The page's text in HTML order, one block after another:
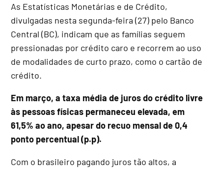
As Estatísticas Monetárias e de Crédito,
divulgadas nesta segunda-feira (27) pelo Banco
Central (BC), indicam que as famílias seguem
pressionadas por crédito caro e recorrem ao uso
de modalidades de curto prazo, como o cartão de
crédito.
Em março, a taxa média de juros do crédito livre
às pessoas físicas permaneceu elevada, em
61,5% ao ano, apesar do recuo mensal de 0,4
ponto percentual (p.p).
Com o brasileiro pagando juros tão altos, a